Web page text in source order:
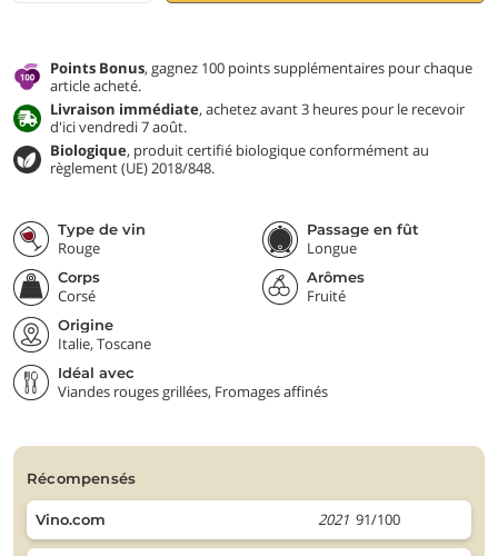
Points Bonus, gagnez 100 points supplémentaires pour chaque
article acheté.
Livraison immédiate, achetez avant 3 heures pour le recevoir
d'ici vendredi 7 août.
Biologique, produit certifié biologique conformément au
règlement (UE) 2018/848.
Type de vin
Rouge
Passage en fût
Longue
Corps
Corsé
Arômes
Fruité
Origine
Italie, Toscane
Idéal avec
Viandes rouges grillées, Fromages affinés
récompensés
Vino.com 2021 91/100